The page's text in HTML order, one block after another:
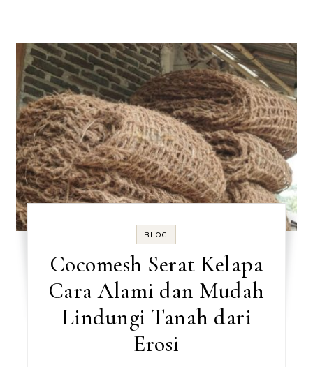
BLOG
Cocomesh Serat Kelapa
Cara Alami dan Mudah
Lindungi Tanah dari
Erosi